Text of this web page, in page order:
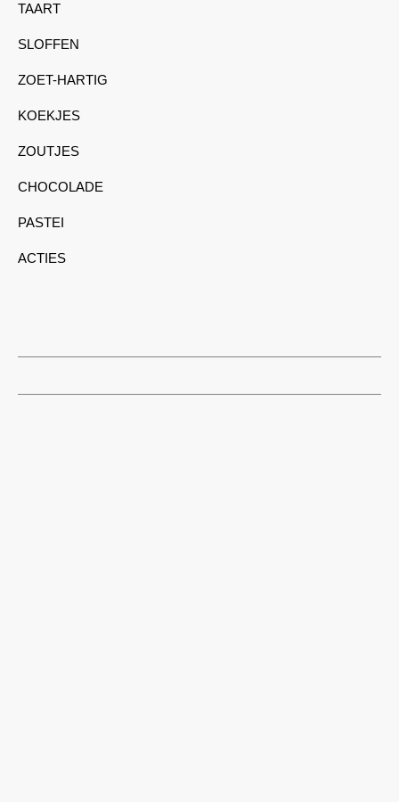
TAART
SLOFFEN
ZOET-HARTIG
KOEKJES
ZOUTJES
CHOCOLADE
PASTEI
ACTIES
s
a
c
b